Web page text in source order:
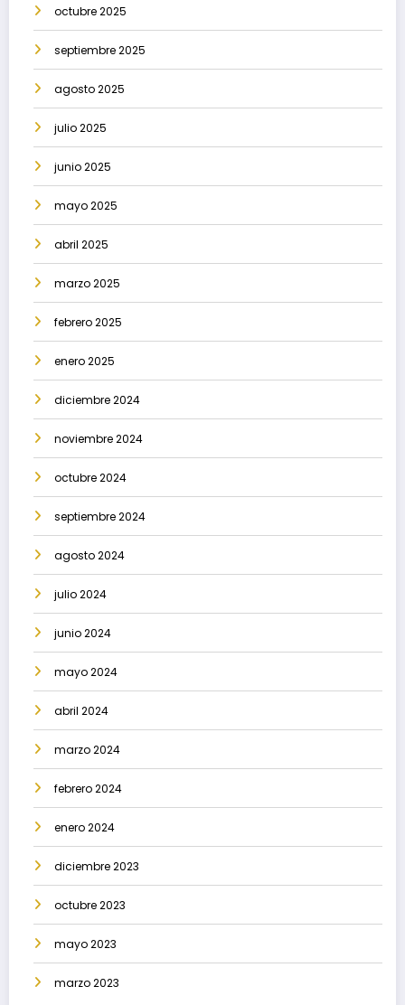
octubre 2025
septiembre 2025
agosto 2025
julio 2025
junio 2025
mayo 2025
abril 2025
marzo 2025
febrero 2025
enero 2025
diciembre 2024
noviembre 2024
octubre 2024
septiembre 2024
agosto 2024
julio 2024
junio 2024
mayo 2024
abril 2024
marzo 2024
febrero 2024
enero 2024
diciembre 2023
octubre 2023
mayo 2023
marzo 2023